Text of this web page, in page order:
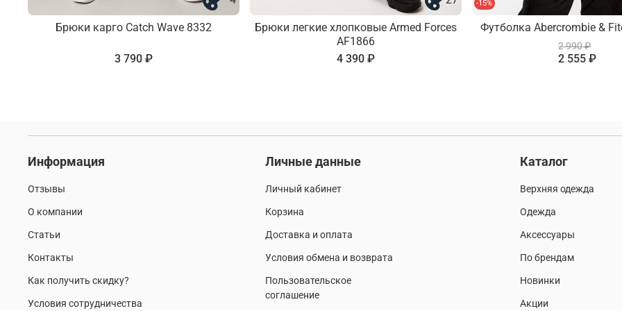
Брюки карго Catch Wave 8332
3 790 ₽
Брюки легкие хлопковые Armed Forces
AF1866
4 390 ₽
-15%
Футболка Abercrombie &
2 990 ₽
2 555 ₽
Информация
Отзывы
О компании
Статьи
Контакты
Как получить скидку?
Условия сотрудничества
Личные данные
Личный кабинет
Корзина
Доставка и оплата
Условия обмена и возврата
Пользовательское
соглашение
Каталог
Верхняя одежда
Одежда
Аксессуары
По брендам
Новинки
Акции